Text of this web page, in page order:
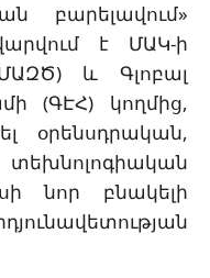
բարելավում»
է ՄԱԿ-ի
և Գլոբալ
(ԳԷՀ) կողմից,
օրենսդրական,
նոր բնակելի